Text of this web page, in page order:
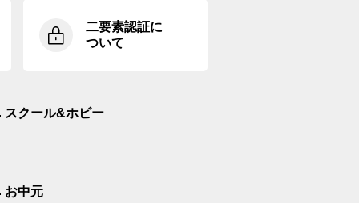
二要素認証に
ついて
スクール&ホビー
お中元